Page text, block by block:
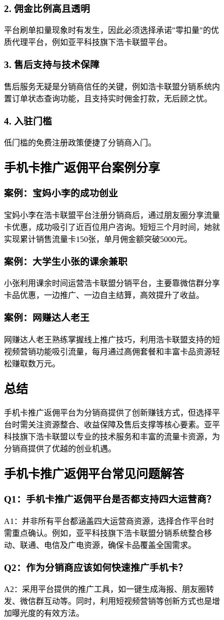
2. 佣金比例高且透明
平台刷单扣量现象时有发生，因此必须选择承诺"零扣量"的优
质代理平台，例如亚平科技旗下浩卡联盟平台。
3. 售后支持与技术保障
售后服务无疑是分销商信任的关键，例如浩卡联盟分销系统内
置订单状态查询功能，且支持实时佣金打款，无后顾之忧。
4. 入驻门槛
低门槛的免费注册政策便捷了分销商入门。
手机卡推广返佣平台案例分享
案例：宝妈小李的成功创业
宝妈小李在浩卡联盟平台注册分销商后，通过朋友圈分享流量
卡优惠，成功吸引了近百位用户咨询。短短三个月时间，她就
实现累计销售流量卡150张，单月佣金额突破5000元。
案例：大学生小张的课余兼职
小张利用课余时间运营浩卡联盟分销平台，主要靠微信群分享
卡品优惠，一边推广、一边自主结算，高效提升了收益。
案例：网赚达人老王
网赚达人老王熟练掌握线上推广技巧，利用浩卡联盟支持的短
视频营销功能吸引流量，每月通过高佣套餐和丰富卡品资源轻
松赚取数万元。
总结
手机卡推广返佣平台为分销商提供了创新赚钱方式，但选择平
台时需关注资源整合、收益保障及售后支撑等核心要素。亚平
科技旗下浩卡联盟以专业的技术服务和丰富的流量卡资源，为
分销商提供了优越的创业机遇。
手机卡推广返佣平台常见问题解答
Q1：手机卡推广返佣平台是否都支持四大运营商？
A1：并非所有平台都涵盖四大运营商资源，选择合作平台时
需重点确认。例如，亚平科技旗下浩卡联盟分销系统整合移
动、联通、电信及广电资源，确保卡品覆盖全国需求。
Q2：作为分销商应该如何快速推广手机卡？
A2：采用平台提供的推广工具，如一键生成海报、朋友圈转
发、微信群互动等。同时，利用短视频营销等创新方式也是增
加曝光度的有效方法。